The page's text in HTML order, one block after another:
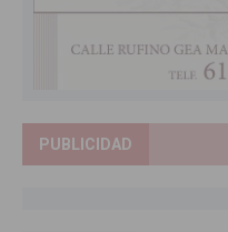
PUBLICIDAD